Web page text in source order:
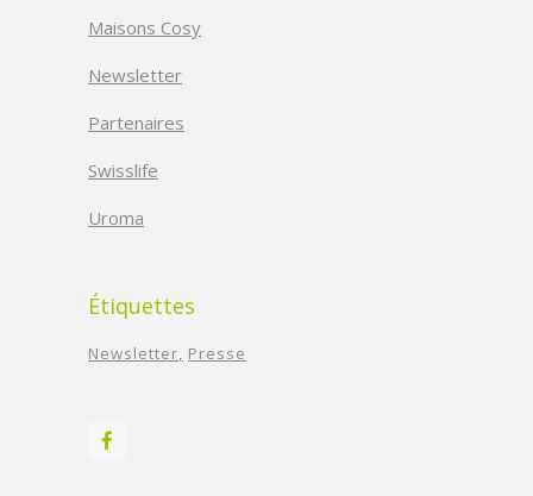
Maisons Cosy
Newsletter
Partenaires
Swisslife
Uroma
Étiquettes
Newsletter Presse